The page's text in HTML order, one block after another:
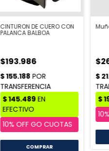
CINTURON DE CUERO CON
PALANCA BALBOA
$193.986
COMPRAR